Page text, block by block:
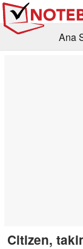
Ana
Citizen,